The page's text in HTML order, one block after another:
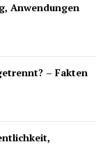
Anwendungen
– Fakten